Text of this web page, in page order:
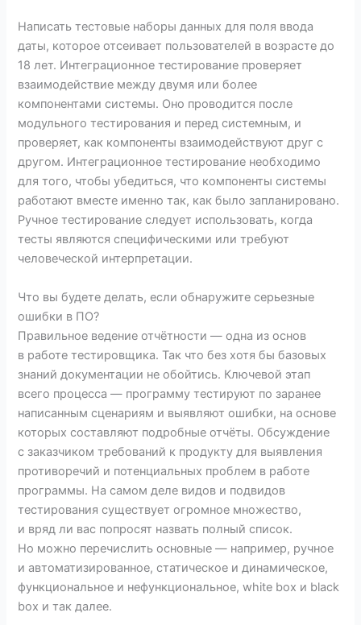
Написать тестовые наборы данных для поля ввода
даты, которое отсеивает пользователей в возрасте до
18 лет. Интеграционное тестирование проверяет
взаимодействие между двумя или более
компонентами системы. Оно проводится после
модульного тестирования и перед системным, и
проверяет, как компоненты взаимодействуют друг с
другом. Интеграционное тестирование необходимо
для того, чтобы убедиться, что компоненты системы
работают вместе именно так, как было запланировано.
Ручное тестирование следует использовать, когда
тесты являются специфическими или требуют
человеческой интерпретации.
Что вы будете делать, если обнаружите серьезные
ошибки в ПО?
Правильное ведение отчётности — одна из основ
в работе тестировщика. Так что без хотя бы базовых
знаний документации не обойтись. Ключевой этап
всего процесса — программу тестируют по заранее
написанным сценариям и выявляют ошибки, на основе
которых составляют подробные отчёты. Обсуждение
с заказчиком требований к продукту для выявления
противоречий и потенциальных проблем в работе
программы. На самом деле видов и подвидов
тестирования существует огромное множество,
и вряд ли вас попросят назвать полный список.
Но можно перечислить основные — например, ручное
и автоматизированное, статическое и динамическое,
функциональное и нефункциональное, white box и black
box и так далее.